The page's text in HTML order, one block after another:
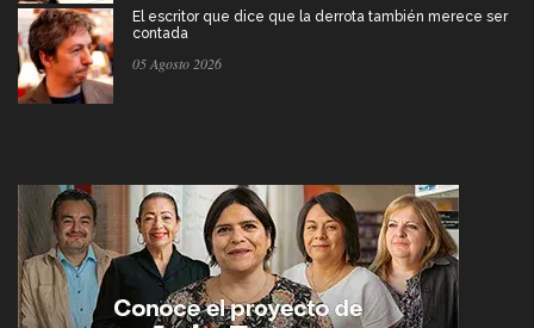
El escritor que dice que la derrota también merece ser
contada
05 Agosto 2026